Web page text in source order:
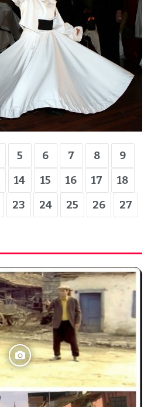
5 6 7 8
9
14 15 16 17
18
23 24 25 26 27